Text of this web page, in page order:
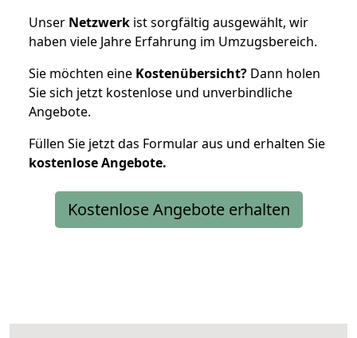
Unser Netzwerk ist sorgfältig ausgewählt, wir
haben viele Jahre Erfahrung im Umzugsbereich.
Sie möchten eine Kostenübersicht? Dann holen
Sie sich jetzt kostenlose und unverbindliche
Angebote.
Füllen Sie jetzt das Formular aus und erhalten Sie
kostenloseAngebote.
Kostenlose Angebote erhalten